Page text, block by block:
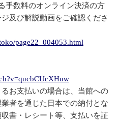
手数料のオンライン決済の方
及び解説動画をご確認くださ
page22_004053.html
お支払いの場合は、当館への
者を通じた日本での納付とな
書・レシート等、支払いを証